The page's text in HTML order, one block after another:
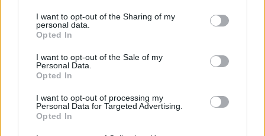
not limited to your visit or usage behaviour. You may click to
grant or deny consent to Google and its third-party tags to
use your data for below specified purposes in below Google
consent section.
I want to opt-out of the Sharing of my
personal data.
Opted In
I want to opt-out of the Sale of my
Personal Data.
Opted In
I want to opt-out of processing my
Personal Data for Targeted Advertising.
Opted In
Egy korai, 1795-ös állatorvosi könyv, Tolnay
Sándor " Barmokat orvosló-könyv, mellyet a'
forintra négyszerezte induló árát.
sőt 50 ezer forintot is adtak értük. Csak úgy,
mint a mesekönyvekért. Kozma Lajos 1917-